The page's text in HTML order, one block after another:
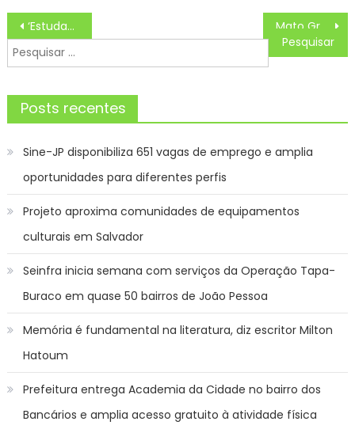
Navegação
de
Post
‘Estudantes no Controle’ incentiva protagonismo estudantil e cidadania ativa em Mato Grosso do Sul
Mato Grosso do Sul lança logomarca para sinalizar e promover turismo acessível e inclusivo – Agência de Noticias do Governo de Mato Grosso do Sul
Pesquisar
por:
Posts recentes
Sine-JP disponibiliza 651 vagas de emprego e amplia
oportunidades para diferentes perfis
Projeto aproxima comunidades de equipamentos
culturais em Salvador
Seinfra inicia semana com serviços da Operação Tapa-
Buraco em quase 50 bairros de João Pessoa
Memória é fundamental na literatura, diz escritor Milton
Hatoum
Prefeitura entrega Academia da Cidade no bairro dos
Bancários e amplia acesso gratuito à atividade física